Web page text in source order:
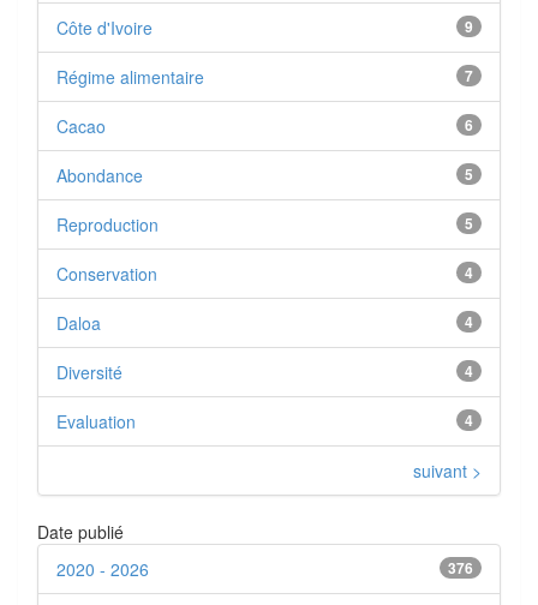
9
Côte d'Ivoire
7
Régime alimentaire
6
Cacao
5
Abondance
5
Reproduction
4
Conservation
4
Daloa
4
Diversité
4
Evaluation
suivant >
Date publié
376
2020 - 2026